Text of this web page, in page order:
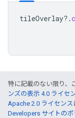
tileOverlay?.
特に記載のない限り、
ンズの表示 4.0 ライセ
Apache 2.0 ライセンス
Developers サイトのポ